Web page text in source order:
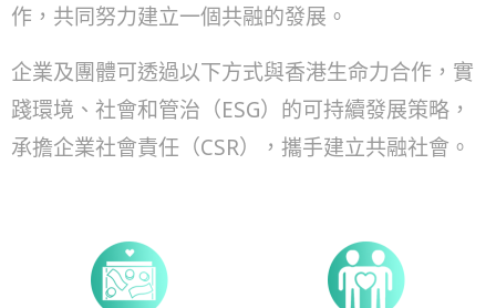
作，共同努力建立一個共融的發展。
企業及團體可透過以下方式與香港生命力合作，實
踐環境、社會和管治（ESG）的可持續發展策略，
承擔企業社會責任（CSR），攜手建立共融社會。